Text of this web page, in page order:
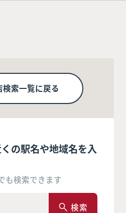
検索一覧に戻る
の駅名や地域名を入
も検索できます
検索